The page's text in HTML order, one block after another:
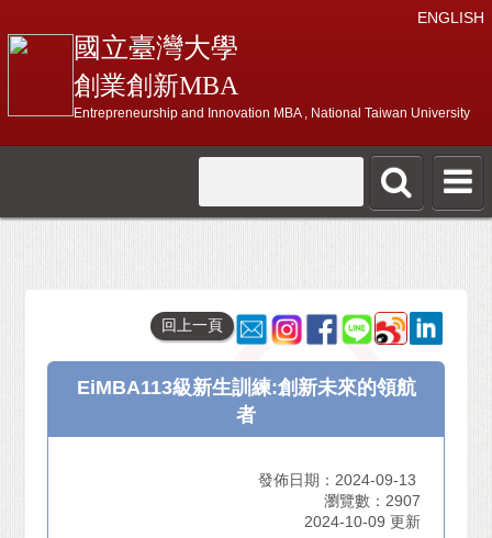
ENGLISH
國立臺灣大學
創業創新MBA
Entrepreneurship and Innovation MBA , National Taiwan University
回上一頁
EiMBA113級新生訓練:創新未來的領航
者
發佈日期：2024-09-13
瀏覽數：2907
2024-10-09 更新